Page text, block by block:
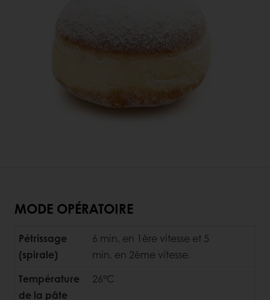
MODE OPÉRATOIRE
Pétrissage
(spirale)
6 min. en 1ère vitesse et 5
min. en 2ème vitesse.
Température
de la pâte
26°C